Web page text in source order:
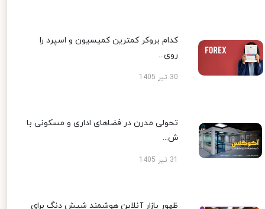
کدام بروکر کمترین کمیسیون و اسپرد را
روی...
30 تیر 1405
تحولی مدرن در فضاهای اداری و مسکونی با
ش...
ظهور بازار آنلاین هوشمند شیش دنگ برای